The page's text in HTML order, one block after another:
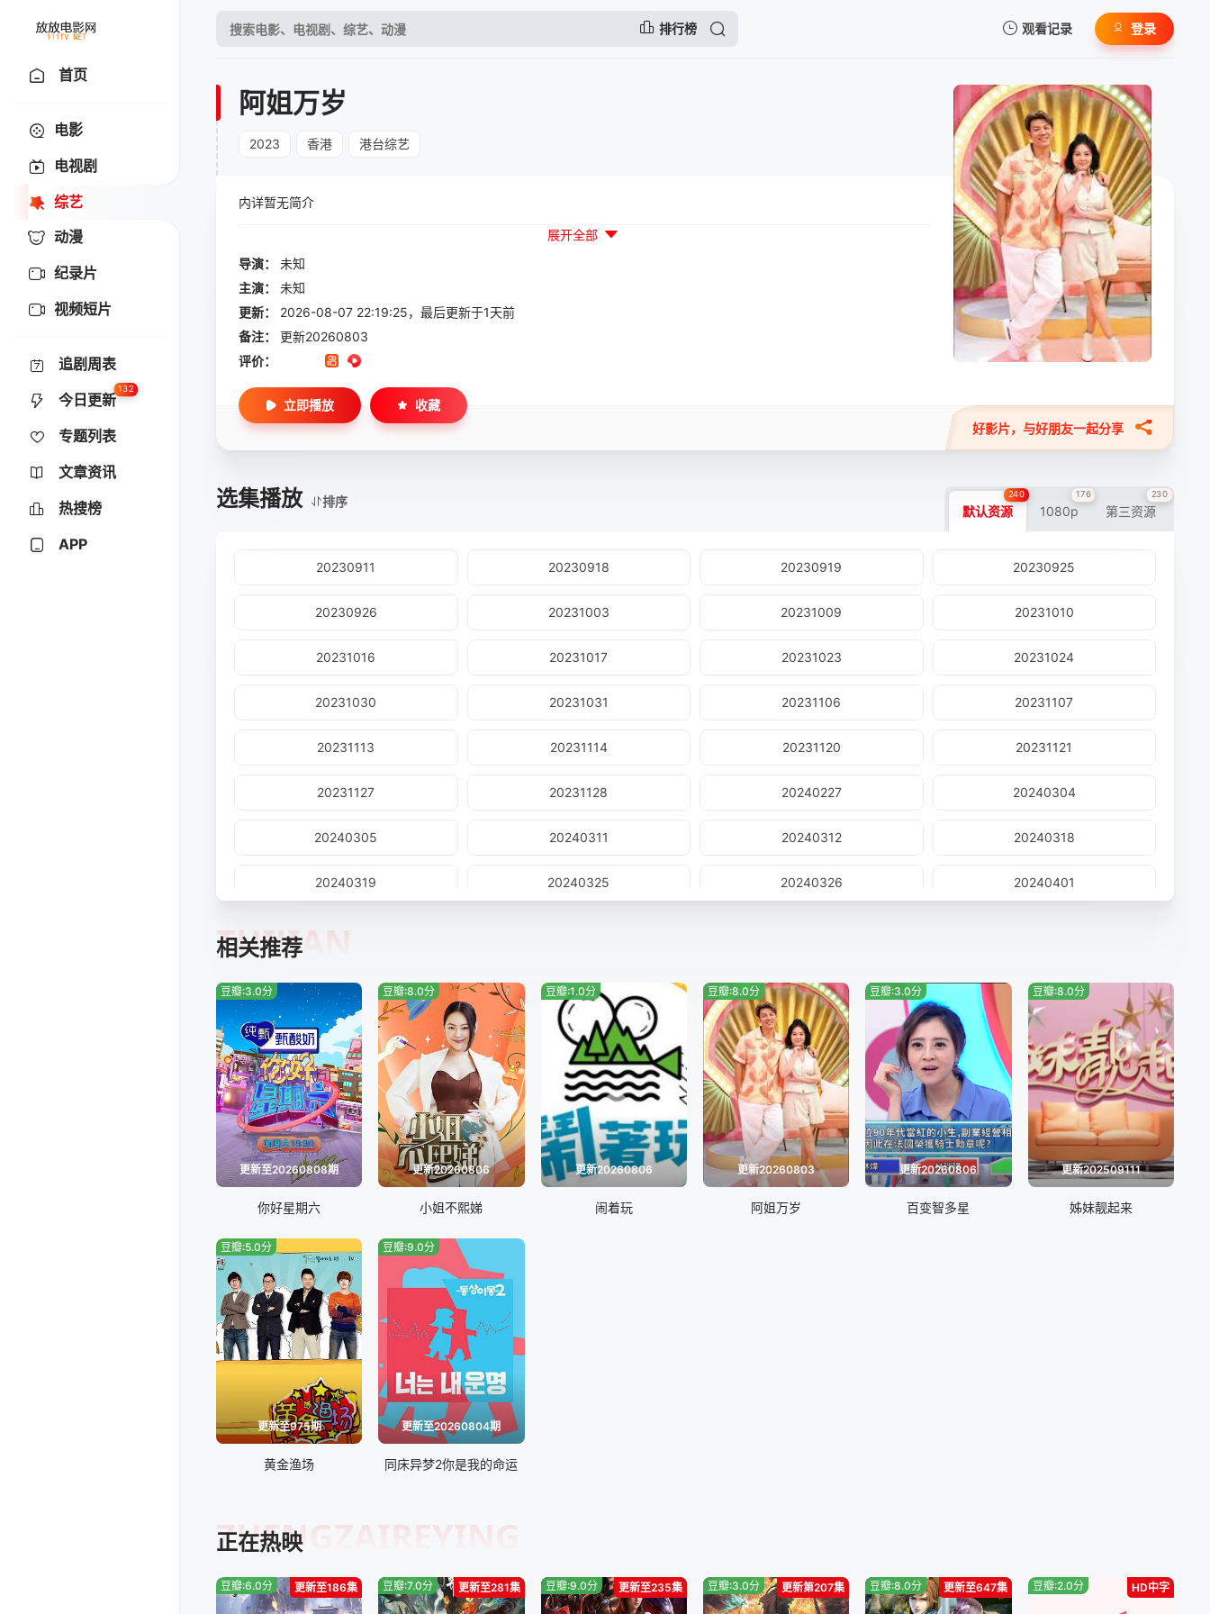
排行榜 观看记录
暂无观看影片的记录
登录
首页
电影
电视剧
综艺
动漫
纪录片
视频短片
追剧周表
今日更新
132
专题列表
文章资讯
热搜榜
APP
阿姐万岁
2023 香港 港台综艺
内详暂无简介
展开全部
导演：
未知
主演：
未知
更新：
2026-08-07 22:19:25，最后更新于1天前
备注：
更新20260803
评价：
好影片，与好朋友一起分享
立即播放 收藏
选集播放 排序
默认资源
240
1080p
176
第三资源
230
20230911 20230918 20230919 20230925
20230926 20231003 20231009 20231010
20231016 20231017 20231023 20231024
20231030 20231031 20231106 20231107
20231113 20231114 20231120 20231121
20231127 20231128 20240227 20240304
20240305 20240311 20240312 20240318
20240319 20240325 20240326 20240401
20240506 20240507 20240513 20240514
20240520 20240521 20240527 20240528
20240603 20240604 20240610 20240611
20240617 20240618 20240624
20240715
20240729
20240812
20240826
20240909
20241118 20241125 20241126
相关推荐
TUIJIAN
更新至20260808期
豆瓣:3.0分
你好星期六
更新20260806
豆瓣:8.0分
小姐不熙娣
更新20260806
豆瓣:1.0分
闹着玩
更新20260803
豆瓣:8.0分
阿姐万岁
更新20260806
豆瓣:3.0分
百变智多星
更新202509111
豆瓣:8.0分
姊妹靓起来
更新至975期
豆瓣:5.0分
黄金渔场
更新至20260804期
豆瓣:9.0分
同床异梦2你是我的命运
正在热映
ZHENGZAIREYING
更新至186集
豆瓣:6.0分 更新至281集
豆瓣:7.0分 更新至235集
豆瓣:9.0分 更新第207集
豆瓣:3.0分 更新至647集
豆瓣:8.0分 HD中字
豆瓣:2.0分